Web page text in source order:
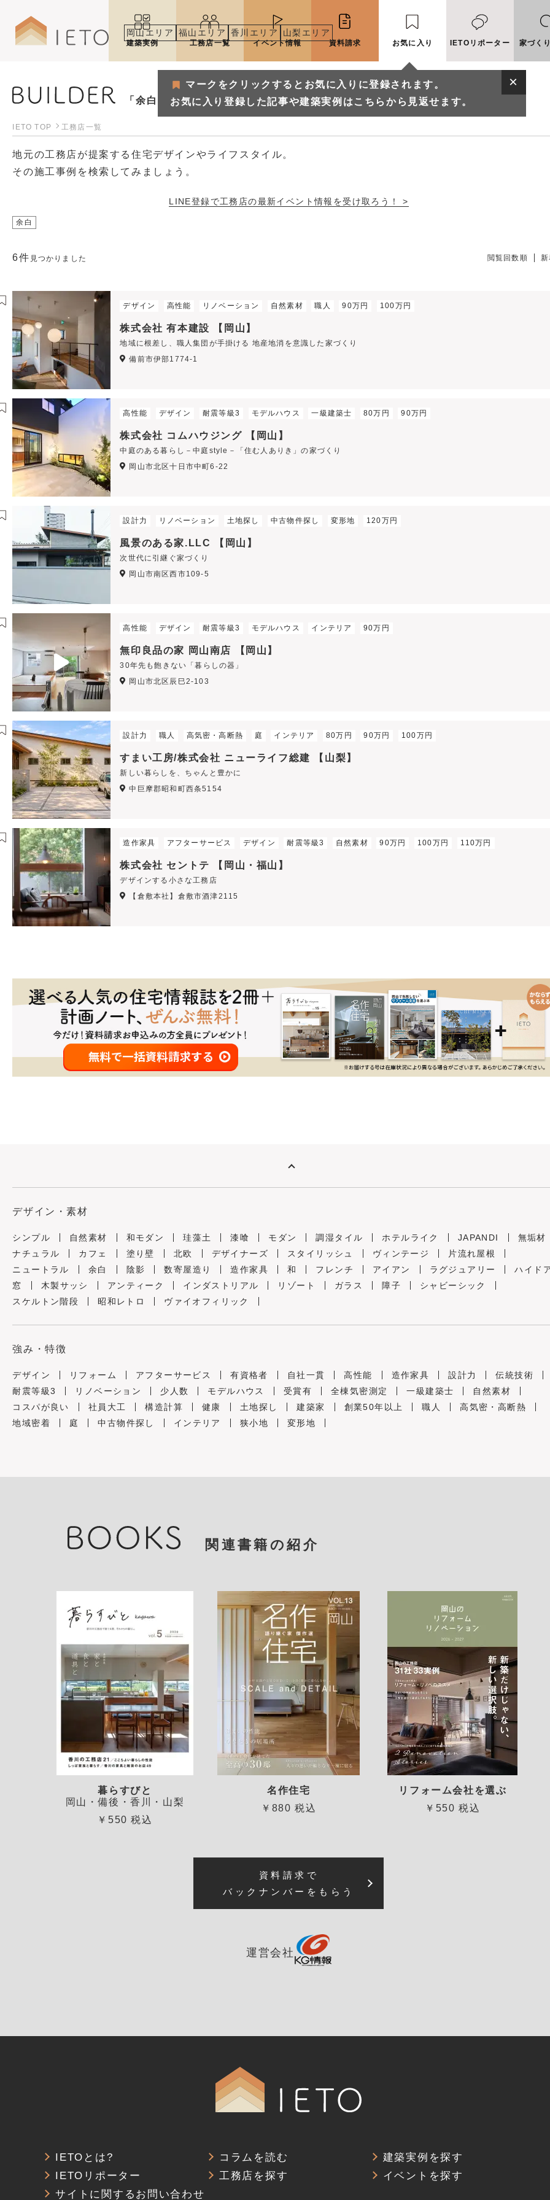
岡山エリア 福山エリア 香川エリア 山梨エリア
建築実例 工務店一覧 イベント情報 資料請求 お気に入り
マークをクリックするとお気に入りに登録されます。
お気に入り登録した記事や建築実例はこちらから見返せます。
IETOリポーター 家づく
「余白」で見つける工務店一覧
IETO TOP 工務店一覧
地元の工務店が提案する住宅デザインやライフスタイル。
その施工事例を検索してみましょう。
LINE登録で工務店の最新イベント情報を受け取ろう！ >
余白
6件 見つかりました 閲覧回数順
デザイン 高性能 リノベーション 自然素材 職人 90万円 100万円
株式会社 有本建設 【岡山】
地域に根差し、職人集団が手掛ける 地産地消を意識した家づくり
備前市伊部1774-1
高性能 デザイン 耐震等級3 モデルハウス 一級建築士 80万円 90万円
株式会社 コムハウジング 【岡山】
中庭のある暮らし－中庭style－「住む人ありき」の家づくり
岡山市北区十日市中町6-22
設計力 リノベーション 土地探し 中古物件探し 変形地 120万円
風景のある家.LLC 【岡山】
次世代に引継ぐ家づくり
岡山市南区西市109-5
高性能 デザイン 耐震等級3 モデルハウス インテリア 90万円
無印良品の家 岡山南店 【岡山】
30年先も飽きない「暮らしの器」
岡山市北区辰巳2-103
設計力 職人 高気密・高断熱 庭 インテリア 80万円 90万円 100万円
すまい工房/株式会社 ニューライフ総建 【山梨】
新しい暮らしを、ちゃんと豊かに
中巨摩郡昭和町西条5154
造作家具 アフターサービス デザイン 耐震等級3 自然素材 90万円 100万円 110万円
株式会社 セントテ 【岡山・福山】
デザインする小さな工務店
【倉敷本社】倉敷市酒津2115
デザイン・素材
シンプル 自然素材 和モダン 珪藻土 漆喰 モダン 調湿タイル ホテルライク JAPANDI
無垢材
ナチュラル
カフェ 塗り壁 北欧 デザイナーズ スタイリッシュ ヴィンテージ
片流れ屋根
ニュートラル
余白 陰影 数寄屋造り 造作家具 和 フレンチ アイアン ラグジュアリー
ハイド
窓
木製サッシ アンティーク インダストリアル リゾート ガラス 障子
シャビーシック
スケルトン階段
昭和レトロ ヴァイオフィリック
強み・特徴
デザイン リフォーム アフターサービス 有資格者 自社一貫 高性能 造作家具 設計力
伝統技術
耐震等級3
リノベーション 少人数 モデルハウス 受賞有 全棟気密測定 一級建築士
自然素材
コスパが良い
社員大工 構造計算 健康 土地探し 建築家 創業50年以上 職人
高気密・高断熱
地域密着
庭 中古物件探し インテリア 狭小地 変形地
関連書籍の紹介
暮らすびと
岡山・備後・香川・山梨
￥550 税込
名作住宅
￥880 税込
リフォーム会社を選ぶ
￥550 税込
資料請求で
バックナンバーをもらう
運営会社
IETOとは? コラムを読む
建築実例を探す
IETOリポーター
工務店を探す
イベントを探す
サイトに関するお問い合わせ